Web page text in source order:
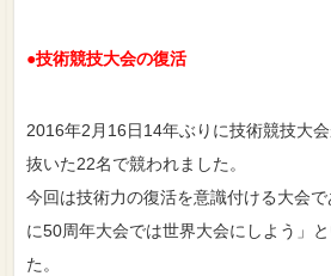
●技術競技大会の復活
2016年2月16日14年ぶりに技術競技大
抜いた22名で競われました。
今回は技術力の復活を意識付ける大会
に50周年大会では世界大会にしよう」
た。